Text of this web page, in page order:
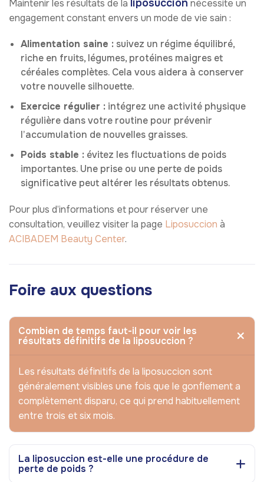
Maintenir les résultats de la liposuccion nécessite un
engagement constant envers un mode de vie sain :
Alimentation saine : suivez un régime équilibré,
riche en fruits, légumes, protéines maigres et
céréales complètes. Cela vous aidera à conserver
votre nouvelle silhouette.
Exercice régulier : intégrez une activité physique
régulière dans votre routine pour prévenir
l’accumulation de nouvelles graisses.
Poids stable : évitez les fluctuations de poids
importantes. Une prise ou une perte de poids
significative peut altérer les résultats obtenus.
Pour plus d’informations et pour réserver une
consultation, veuillez visiter la page Liposuccion à
ACIBADEM Beauty Center.
Foire aux questions
Combien de temps faut-il pour voir les
résultats définitifs de la liposuccion ?
Les résultats définitifs de la liposuccion sont
généralement visibles une fois que le gonflement a
complètement disparu, ce qui prend habituellement
entre trois et six mois.
La liposuccion est-elle une procédure de
perte de poids ?